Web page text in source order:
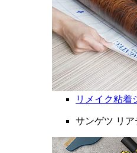
リメイク粘着
サンゲツ リア